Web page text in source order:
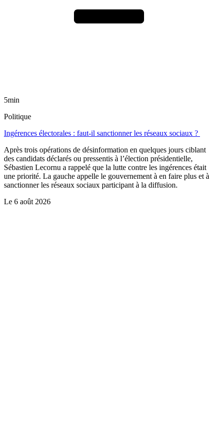
5min
Politique
Ingérences électorales : faut-il sanctionner les réseaux sociaux ?
Après trois opérations de désinformation en quelques jours ciblant
des candidats déclarés ou pressentis à l’élection présidentielle,
Sébastien Lecornu a rappelé que la lutte contre les ingérences était
une priorité. La gauche appelle le gouvernement à en faire plus et à
sanctionner les réseaux sociaux participant à la diffusion.
Le 6 août 2026